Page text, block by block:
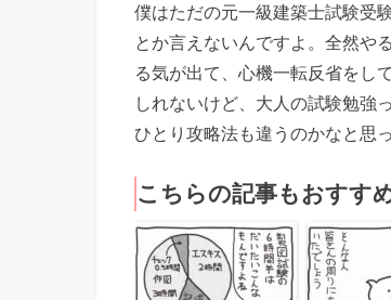
僕はただの元一級建築士試験受
とか言えないんですよ。全然や
る気が出て、心機一転反省をし
しれないけど、大人の試験勉強
ひとり攻略法も違うのかなと思
こちらの記事もおすす